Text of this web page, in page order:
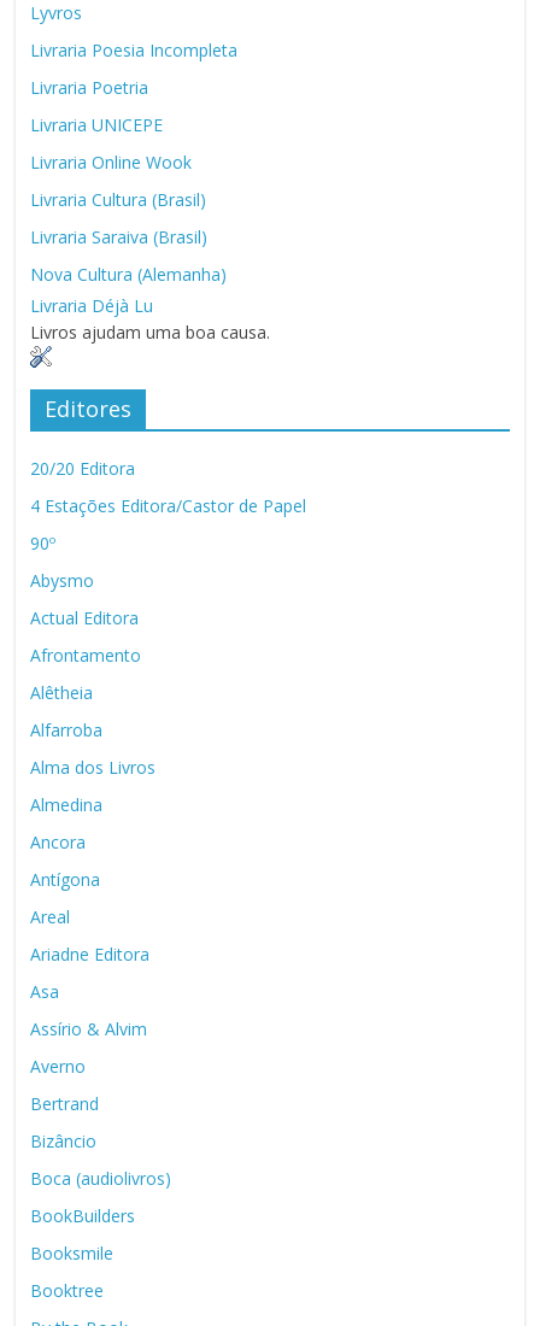
Lyvros
Livraria Poesia Incompleta
Livraria Poetria
Livraria UNICEPE
Livraria Online Wook
Livraria Cultura (Brasil)
Livraria Saraiva (Brasil)
Nova Cultura (Alemanha)
Livraria Déjà Lu
Livros ajudam uma boa causa.
Editores
20/20 Editora
4 Estações Editora/Castor de Papel
90º
Abysmo
Actual Editora
Afrontamento
Alêtheia
Alfarroba
Alma dos Livros
Almedina
Ancora
Antígona
Areal
Ariadne Editora
Asa
Assírio & Alvim
Averno
Bertrand
Bizâncio
Boca (audiolivros)
BookBuilders
Booksmile
Booktree